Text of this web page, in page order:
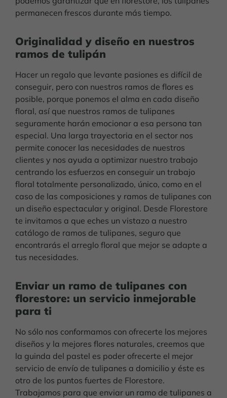
permanecen frescos durante más tiempo.
Originalidad y diseño en nuestros
ramos de tulipán
Hacer un regalo que levante pasiones es difícil de
conseguir, pero con nuestros ramos de flores es
posible, porque ponemos el alma en cada diseño
floral, así que nuestros ramos de tulipanes
seguramente harán emocionar a esa persona tan
especial. Una larga trayectoria en el sector nos
permite conocer las necesidades de nuestros
clientes y nos ayuda a optimizar nuestro trabajo
centrando los esfuerzos en conseguir un trabajo
floral totalmente personalizado, único, como en el
caso de las composiciones y ramos de tulipanes con
un diseño espectacular y original. Desde Florestore
te invitamos a que eches un vistazo a nuestro
catálogo de ramos de tulipanes, seguro que
encontrarás el arreglo floral que mejor se adapte a
tus necesidades.
Enviar un ramo de tulipanes con
florestore: un servicio inmejorable
para ti
No sólo nos conformamos con ofrecerte los mejores
diseños y la mejores flores naturales, creemos que
la guinda del pastel es poder ofrecerte el mejor
servicio de envío de tulipanes a domicilio y éste es
otro de los puntos fuertes de Florestore.
Trabajamos para que enviar un ramo de tulipanes a